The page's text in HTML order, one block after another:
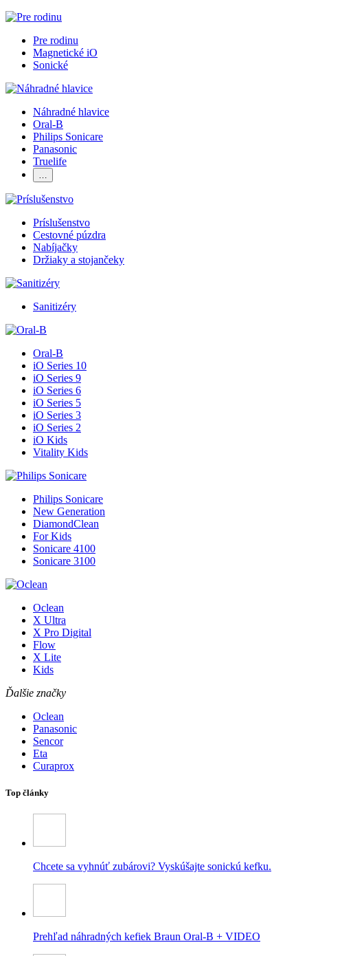
Pre rodinu
Magnetické iO
Sonické
Náhradné hlavice
Oral-B
Philips Sonicare
Panasonic
Truelife
…
Príslušenstvo
Cestovné púzdra
Nabíjačky
Držiaky a stojančeky
Sanitizéry
Oral-B
iO Series 10
iO Series 9
iO Series 6
iO Series 5
iO Series 3
iO Series 2
iO Kids
Vitality Kids
Philips Sonicare
New Generation
DiamondClean
For Kids
Sonicare 4100
Sonicare 3100
Oclean
X Ultra
X Pro Digital
Flow
X Lite
Kids
Ďalšie značky
Oclean
Panasonic
Sencor
Eta
Curaprox
Top články
Chcete sa vyhnúť zubárovi? Vyskúšajte sonickú kefku.
Prehľad náhradných kefiek Braun Oral-B + VIDEO